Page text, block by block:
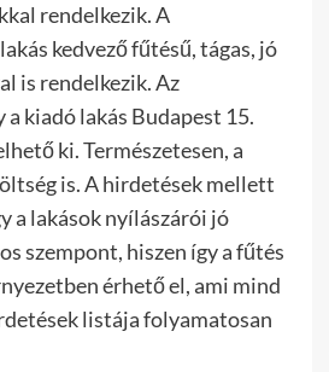
rendelkezik. A
kedvező fűtésű, tágas, jó
is rendelkezik. Az
kiadó lakás Budapest 15.
ki.Természetesen, a
is. A hirdetések mellett
a lakások nyílászárói jó
szempont, hiszen így a fűtés
érhető el, ami mind
listája folyamatosan